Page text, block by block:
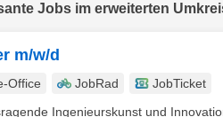
Jobs im erweiterten
m/w/d
Office JobRad
JobTicket
Ingenieurskunst und